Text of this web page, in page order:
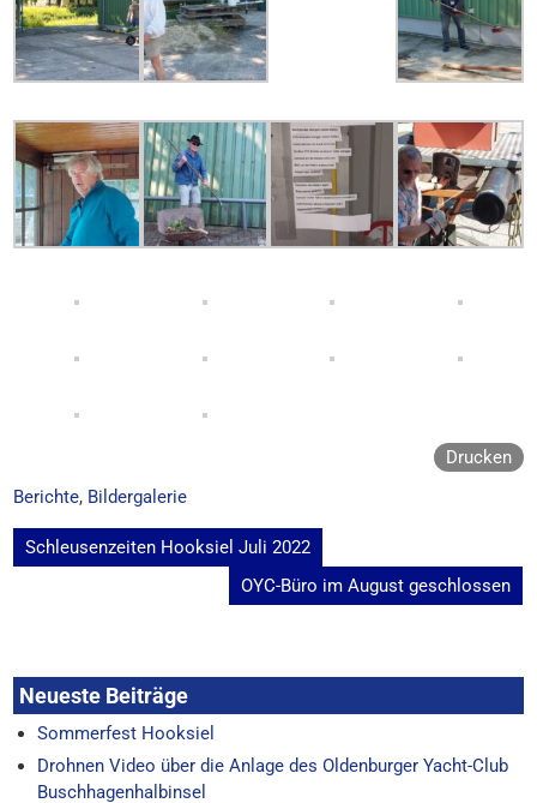
Drucken
Berichte, Bildergalerie
Beitragsnavigation
Schleusenzeiten Hooksiel Juli 2022
OYC-Büro im August geschlossen
Neueste Beiträge
Sommerfest Hooksiel
Drohnen Video über die Anlage des Oldenburger Yacht-Club
Buschhagenhalbinsel